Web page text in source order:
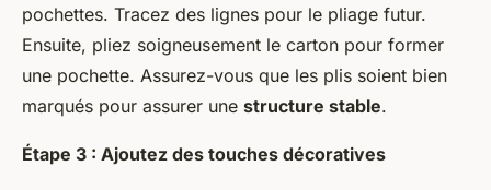
pochettes. Tracez des lignes pour le pliage futur.
Ensuite, pliez soigneusement le carton pour former
une pochette. Assurez-vous que les plis soient bien
marqués pour assurer une structure stable.
Étape 3 : Ajoutez des touches décoratives